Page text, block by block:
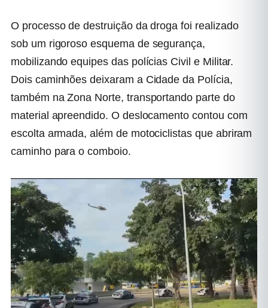
O processo de destruição da droga foi realizado
sob um rigoroso esquema de segurança,
mobilizando equipes das polícias Civil e Militar.
Dois caminhões deixaram a Cidade da Polícia,
também na Zona Norte, transportando parte do
material apreendido. O deslocamento contou com
escolta armada, além de motociclistas que abriram
caminho para o comboio.